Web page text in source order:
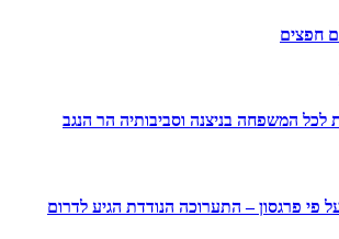
חפצים
לכל המשפחה בניצנה וסביבותיה הר הנגב
פי פרגסון – התערוכה הנודדת הגיע לדרום